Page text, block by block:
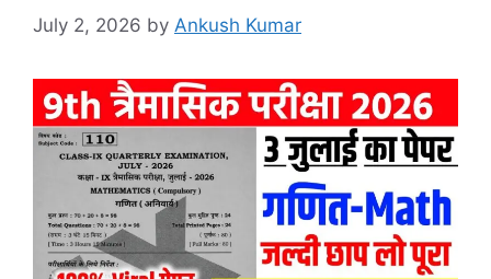
July 2, 2026 by Ankush Kumar